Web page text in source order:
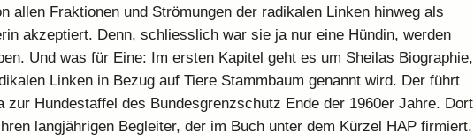
allen Fraktionen und Strömungen der radikalen Linken hinweg als
akzeptiert. Denn, schliesslich war sie ja nur eine Hündin, werden
Und was für Eine: Im ersten Kapitel geht es um Sheilas Biographie,
Linken in Bezug auf Tiere Stammbaum genannt wird. Der führt
zur Hundestaffel des Bundesgrenzschutz Ende der 1960er Jahre. Dort
langjährigen Begleiter, der im Buch unter dem Kürzel HAP firmiert.